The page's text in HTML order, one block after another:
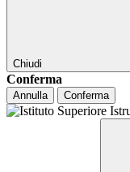
Chiudi
Conferma
Annulla Conferma